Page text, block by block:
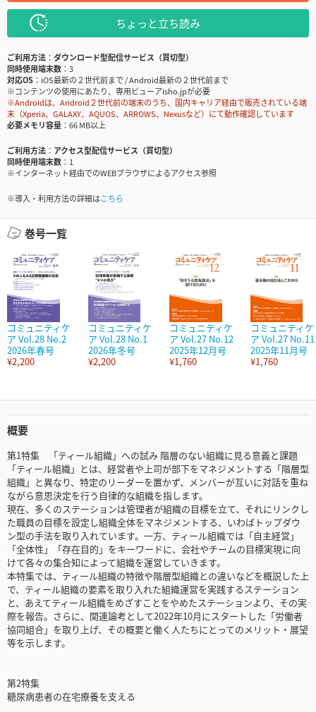
ちょっと立ち読み
ご利用方法
ダウンロード型配信サービス（買切型）
同時使用端末数
3
対応OS
iOS最新の２世代前まで / Android最新の２世代前まで
※コンテンツの使用にあたり、専用ビューアisho.jpが必要
※Androidは、Android２世代前の端末のうち、国内キャリア経由で販売されている端
末（Xperia、GALAXY、AQUOS、ARROWS、Nexusなど）にて動作確認しています
必要メモリ容量
66 MB以上
ご利用方法
アクセス型配信サービス（買切型）
同時使用端末数
1
※インターネット経由でのWEBブラウザによるアクセス参照
※導入・利用方法の詳細はこちら
巻号一覧
コミュニティケ
ア Vol.28 No.2
2026年春号
¥2,200
コミュニティケ
ア Vol.28 No.1
2026年冬号
¥2,200
コミュニティケ
ア Vol.27 No.12
2025年12月号
¥1,760
コミュニティケ
ア Vol.27 No.11
2025年11月号
¥1,760
概要
第1特集 「ティール組織」への試み 階層のない組織に見る意義と課題
「ティール組織」とは、経営者や上司が部下をマネジメントする「階層型
組織」と異なり、特定のリーダーを置かず、メンバーが互いに対話を重ね
ながら意思決定を行う自律的な組織を指します。
現在、多くのステーションは管理者が組織の目標を立て、それにリンクし
た職員の目標を設定し組織全体をマネジメントする、いわばトップダウ
ン型の手法を取り入れています。一方、ティール組織では「自主経営」
「全体性」「存在目的」をキーワードに、会社やチームの目標実現に向
けて各々の集合知によって組織を運営していきます。
本特集では、ティール組織の特徴や階層型組織との違いなどを概説した上
で、ティール組織の要素を取り入れた組織運営を実践するステーション
と、あえてティール組織をめざすことをやめたステーションより、その実
際を報告。さらに、関連論考として2022年10月にスタートした「労働者
協同組合」を取り上げ、その概要と働く人たちにとってのメリット・展望
等を示します。
第2特集
糖尿病患者の在宅療養を支える